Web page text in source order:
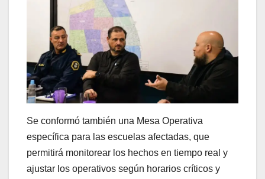
Se conformó también una Mesa Operativa
específica para las escuelas afectadas, que
permitirá monitorear los hechos en tiempo real y
ajustar los operativos según horarios críticos y